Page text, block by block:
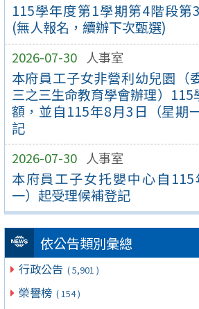
115學年度第1學期第4階段第
(無人報名，續辦下次甄選)
2026-07-30 人事室
本府員工子女非營利幼兒園（
三之三生命教育學會辦理）115
額，並自115年8月3日（星期
記
2026-07-30 人事室
本府員工子女托嬰中心自
一）起受理候補登記
依公告類別彙總
行政公告 ( 5,901 )
榮譽榜 ( 154 )